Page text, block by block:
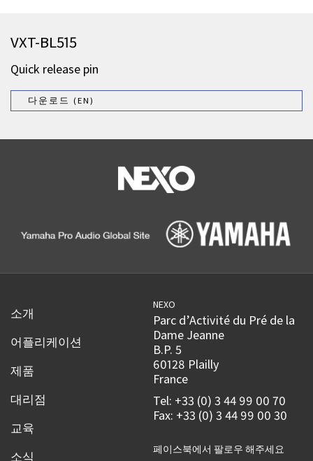
VXT-BL515
Quick release pin
다운로드 (EN)
소개
어플리케이션
제품
대리점
교육
소식
NEXO
Parc d’Activité du Pré de la
Dame Jeanne
B.P. 5
60128 Plailly
France
Tel: +33 (0) 3 44 99 00 70
Fax: +33 (0) 3 44 99 00 30
페이스북에서 팔로우 해주세요